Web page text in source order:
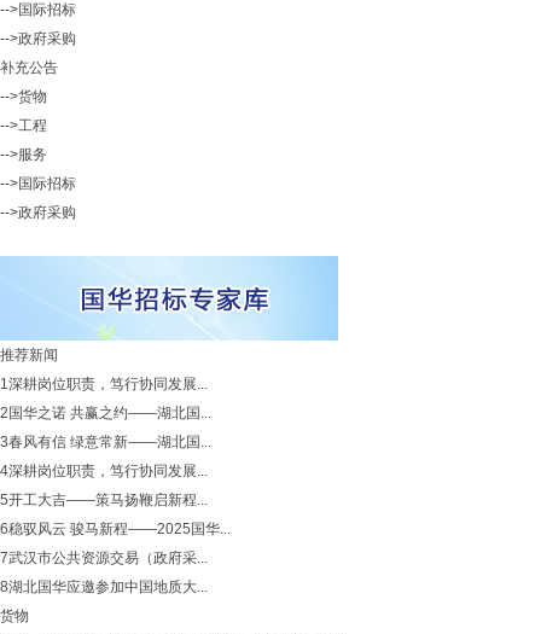
-->国际招标
-->政府采购
补充公告
-->货物
-->工程
-->服务
-->国际招标
-->政府采购
推荐新闻
1深耕岗位职责，笃行协同发展...
2 国华之诺 共赢之约——湖北国...
3春风有信 绿意常新——湖北国...
4深耕岗位职责，笃行协同发展...
5开工大吉——策马扬鞭启新程...
6稳驭风云 骏马新程——2025国华...
7武汉市公共资源交易（政府采...
8湖北国华应邀参加中国地质大...
货物